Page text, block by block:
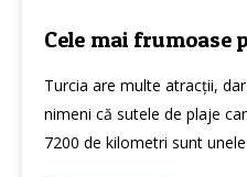
Cele mai frumoase
Turcia are multe atracții,
nimeni că sutele de plaje
7200 de kilometri sunt